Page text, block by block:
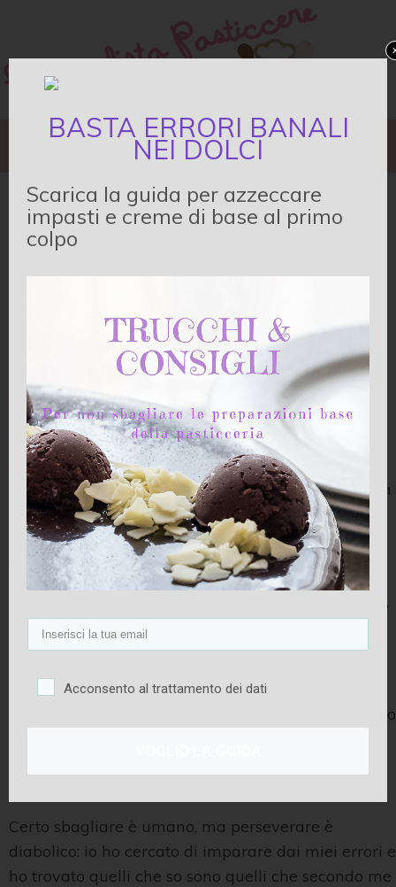
TORTE DOLCETTI
IMPASTI&CREME BASE
TECNICHE&DECORAZIONI
LIBRI E STRUMENTI
Accessori per
pasticceria: torte
farcite
0 Commenti
Preparare delle torte farcite può rivelarsi
un’impresa molto semplice. Oppure molto
complicata, se non hai gli attrezzi giusti. L’ho
imparato a mie spese.
Per esempio, ho cercato di tagliare a strati una pan
di Spagna per farcirlo, ma il coltello che avevo a
disposizione non era seghettato e soprattutto era
troppo corto.
Ti lascio immaginare: il taglio è venuto tutto storto,
ho strappato pezzi di pan di Spagna e gli strati
sono venuti tutti di spessore diverso. Un vero
disastro!
Quando non avevo ancora il sac a poche, ho tentato
Certo sbagliare è umano, ma perseverare è
diabolico: io ho cercato di imparare dai miei errori e
ho trovato quelli che so sono quelli che secondo me
BASTA ERRORI BANALI
NEI DOLCI
Scarica la guida per azzeccare
impasti e creme di base al primo
colpo
Acconsento al trattamento dei dati